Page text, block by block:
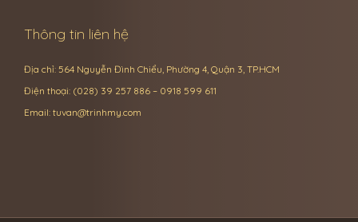
Thông tin liên hệ
Địa chỉ: 564 Nguyễn Đình Chiểu, Phường 4, Quận 3, TP.HCM
Điện thoại: (028) 39 257 886 – 0918 599 611
Email: tuvan@trinhmy.com